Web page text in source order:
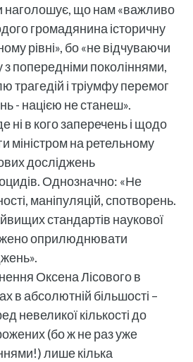
наголошує, що нам «важливо
громадянина історичну
рівні», бо «не відчуваючи
з попередніми поколіннями,
трагедій і тріумфу перемог
- нацією не станеш».
ні в кого заперечень і щодо
міністром на ретельному
досліджень
Однозначно: «Не
маніпуляцій, спотворень.
стандартів наукової
оприлюднювати
Оксена Лісового в
в абсолютній більшості –
невеликої кількості до
(бо ж не раз уже
лише кілька